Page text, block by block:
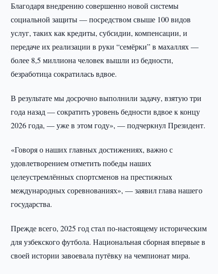
Благодаря внедрению совершенно новой системы
социальной защиты — посредством свыше 100 видов
услуг, таких как кредиты, субсидии, компенсации, и
передаче их реализации в руки “семёрки” в махаллях —
более 8,5 миллиона человек вышли из бедности,
безработица сократилась вдвое.
В результате мы досрочно выполнили задачу, взятую три
года назад — сократить уровень бедности вдвое к концу
2026 года, — уже в этом году», — подчеркнул Президент.
«Говоря о наших главных достижениях, важно с
удовлетворением отметить победы наших
целеустремлённых спортсменов на престижных
международных соревнованиях», — заявил глава нашего
государства.
Прежде всего, 2025 год стал по-настоящему историческим
для узбекского футбола. Национальная сборная впервые в
своей истории завоевала путёвку на чемпионат мира.